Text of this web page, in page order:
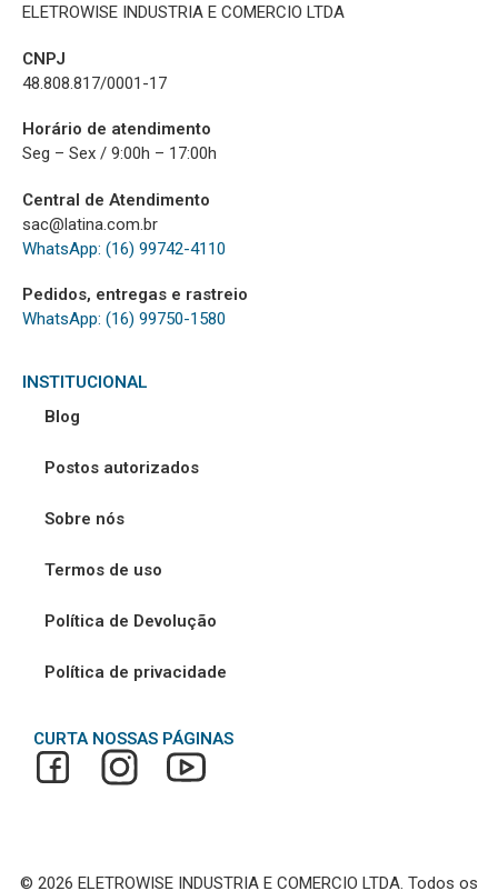
ELETROWISE INDUSTRIA E COMERCIO LTDA
CNPJ
48.808.817/0001-17
Horário de atendimento
Seg – Sex / 9:00h – 17:00h
Central de Atendimento
sac@latina.com.br
WhatsApp: (16) 99742-4110
Pedidos, entregas e rastreio
WhatsApp: (16) 99750-1580
INSTITUCIONAL
Blog
Postos autorizados
Sobre nós
Termos de uso
Política de Devolução
Política de privacidade
CURTA NOSSAS PÁGINAS
© 2026 ELETROWISE INDUSTRIA E COMERCIO LTDA. Todos os